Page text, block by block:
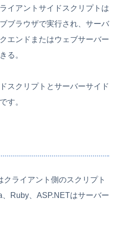
イアントサイドスクリプトは
ブラウザで実行され、サーバ
エンドまたはウェブサーバー
る。
スクリプトとサーバーサイド
す。
ライアント側のスクリプト
Ruby、ASP.NETはサーバー